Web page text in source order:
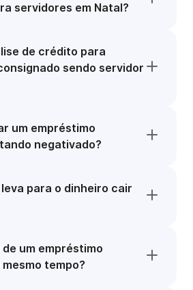
servidores em Natal?
de crédito para
sendo servidor
um empréstimo
negativado?
para o dinheiro cair
um empréstimo
tempo?